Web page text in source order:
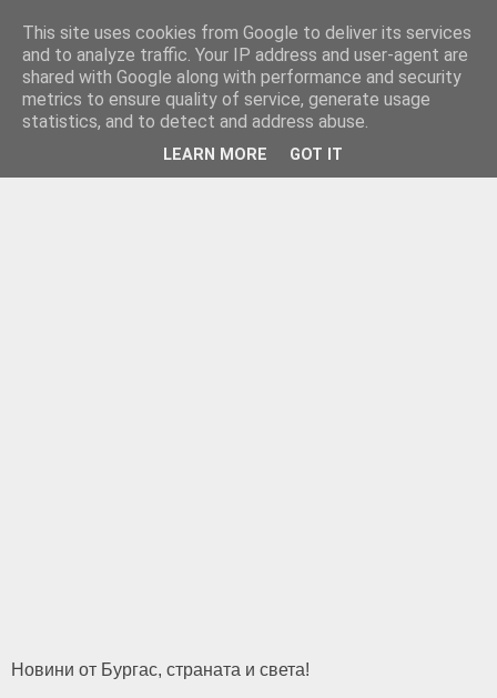
Новини от Бургас, страната и света!
This site uses cookies from Google to deliver its services
and to analyze traffic. Your IP address and user-agent are
shared with Google along with performance and security
metrics to ensure quality of service, generate usage
statistics, and to detect and address abuse.
LEARN MORE GOT IT